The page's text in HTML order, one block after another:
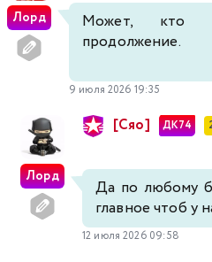
Лорд
Может, кто
продолжение.
9 июля 2026 19:35
Лорд
[Сяо] ДК74
Да по любому
главное чтоб у
12 июля 2026 09:58